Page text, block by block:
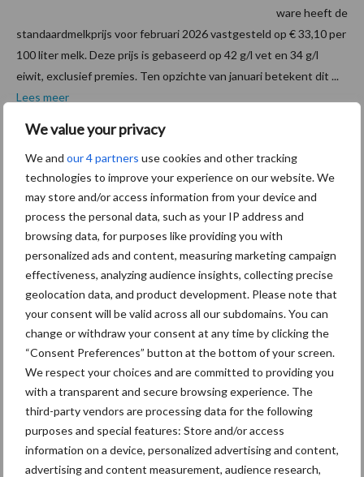
We value your privacy
We and our 4 partners use cookies and other tracking
technologies to improve your experience on our website. We
may store and/or access information from your device and
process the personal data, such as your IP address and
browsing data, for purposes like providing you with
personalized ads and content, measuring marketing campaign
effectiveness, analyzing audience insights, collecting precise
geolocation data, and product development. Please note that
your consent will be valid across all our subdomains. You can
change or withdraw your consent at any time by clicking the
“Consent Preferences” button at the bottom of your screen.
We respect your choices and are committed to providing you
with a transparent and secure browsing experience. The
third-party vendors are processing data for the following
purposes and special features: Store and/or access
information on a device, personalized advertising and content,
advertising and content measurement, audience research,
ware heeft de
standaardmelkprijs voor februari 2026 vastgesteld op € 33,10 per
100 liter melk. Deze prijs is gebaseerd op 42 g/l vet en 34 g/l
eiwit, exclusief premies. Ten opzichte van januari betekent dit ...
Lees meer
Melkprij
s
Milcobel
decemb
verder
omlaag
door de
druk in de markt
De Raad van Bestuur van Milcobel heeft beslist dat Milcobel voor
de lopende leveringen van de maand december 2025 een
standaard melkprijs zal hanteren van 35,00 EUR/100 liter, een